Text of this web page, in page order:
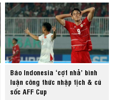
Báo Indonesia ‘cợt nhả’ bình
luận công thức nhập tịch & cú
sốc AFF Cup